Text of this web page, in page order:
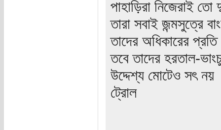
পাহাড়িরা নিজেরাই
তারা সবাই জন্মসুত্রে
তাদের অধিকারের
তবে তাদের হরতাল-
উদ্দেশ্য মোটেও সৎ নয়
ট্রোল